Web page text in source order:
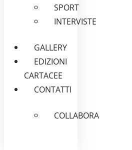
SPORT
INTERVISTE
GALLERY
EDIZIONI
CARTACEE
CONTATTI
COLLABORA